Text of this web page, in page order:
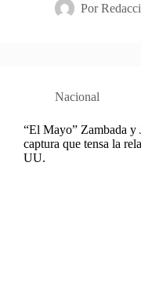
Por
Nacional
“El Mayo” Zambada y
captura que tensa la
UU.